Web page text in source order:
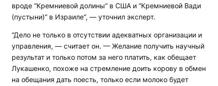
вроде “Кремниевой долины“ в США и “Кремниевой Вади
(пустыни)“ в Израиле“, — уточнил эксперт.
“Дело не только в отсутствии адекватных организации и
управления, — считает он. — Желание получить научный
результат и только потом за него платить, как обещает
Лукашенко, похоже на стремление доить корову в обмен
на обещания дать поесть, только если молоко будет